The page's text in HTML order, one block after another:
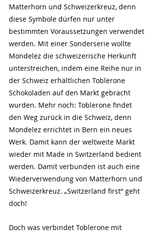
Matterhorn und Schweizerkreuz, denn
diese Symbole dürfen nur unter
bestimmten Voraussetzungen verwendet
werden. Mit einer Sonderserie wollte
Mondelez die schweizerische Herkunft
unterstreichen, indem eine Reihe nur in
der Schweiz erhältlichen Toblerone
Schokoladen auf den Markt gebracht
wurden. Mehr noch: Toblerone findet
den Weg zurück in die Schweiz, denn
Mondelez errichtet in Bern ein neues
Werk. Damit kann der weltweite Markt
wieder mit Made in Switzerland bedient
werden. Damit verbunden ist auch eine
Wiederverwendung von Matterhorn und
Schweizerkreuz. „Switzerland first“ geht
doch!
Doch was verbindet Toblerone mit